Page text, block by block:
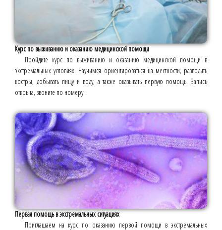
Курс по выживанию и оказанию медицинской помощи
Пройдите курс по выживанию и оказанию медицинской помощи в
экстремальных условиях. Научимся ориентироваться на местности, разводить
костры, добывать пищу и воду, а также оказывать первую помощь. Запись
открыта, звоните по номеру: .
Первая помощь в экстремальных ситуациях
Приглашаем на курс по оказанию первой помощи в экстремальных